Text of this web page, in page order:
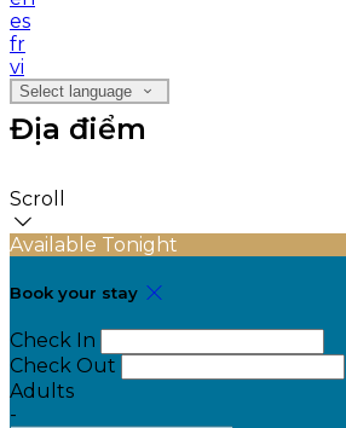
es
fr
vi
Select language
Địa điểm
Scroll
Available Tonight
Book your stay
Check In
Check Out
Adults
-